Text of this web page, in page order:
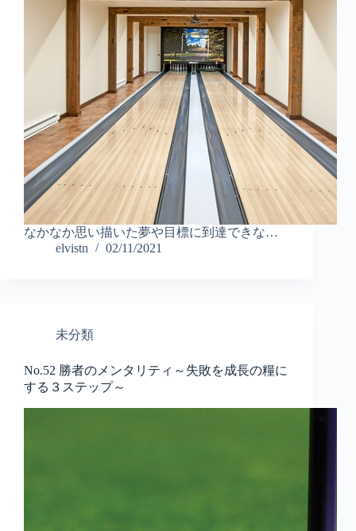
なかなか思い描いた夢や目標に到達できな…
elvistn
02/11/2021
未分類
No.52 勝者のメンタリティ～失敗を成長の糧に
する３ステップ～